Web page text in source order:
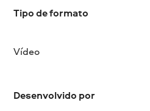
Tipo de formato
Vídeo
Desenvolvido por